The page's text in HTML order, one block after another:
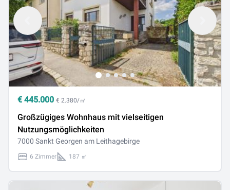
€ 445.000 € 2.380/㎡
Großzügiges Wohnhaus mit vielseitigen
Nutzungsmöglichkeiten
7000 Sankt Georgen am Leithagebirge
6 Zimmer 187 ㎡